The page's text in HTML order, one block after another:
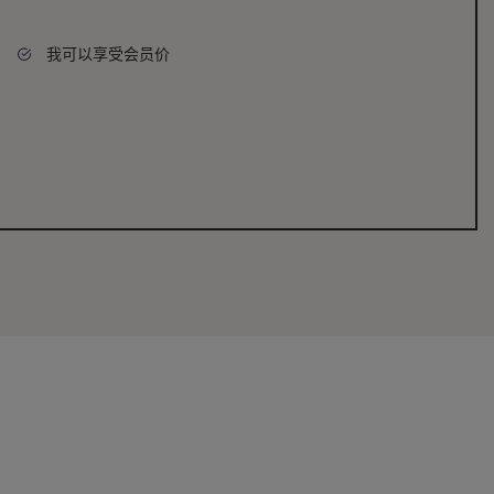
我可以享受会员价